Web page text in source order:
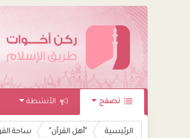
تصفح الأنشطة
الرئيسية "أهل القرآن" ساحة